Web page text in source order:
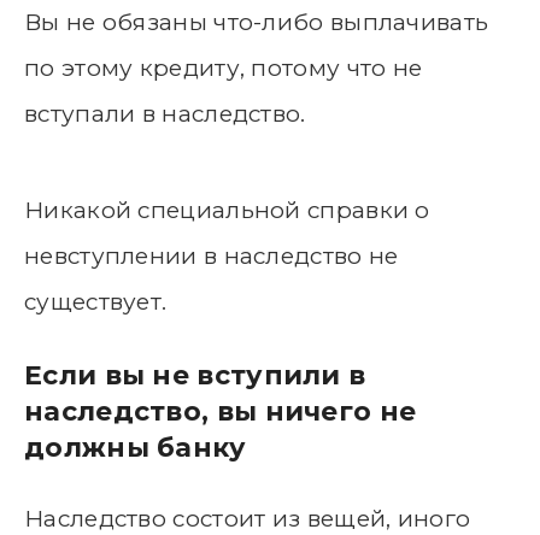
Вы не обязаны что-либо выплачивать
по этому кредиту, потому что не
вступали в наследство.
Никакой специальной справки о
невступлении в наследство не
существует.
Если вы не вступили в
наследство, вы ничего не
должны банку
Наследство состоит из вещей, иного